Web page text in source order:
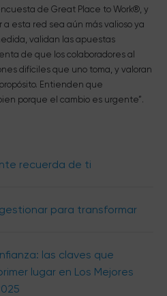
de Great Place to Work®, y
esta red sea aún más valioso ya
validan las apuestas
de que los colaboradores al
difíciles que uno toma, y valoran
Entienden que
porque el cambio es urgente”.
recuerda de ti
para transformar
las claves que
lugar en Los Mejores